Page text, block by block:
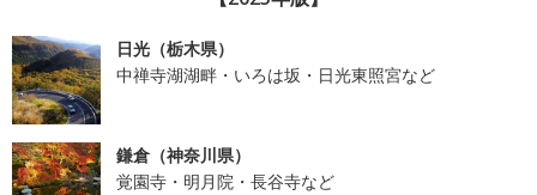
日光（栃木県）
中禅寺湖湖畔・いろは坂・日光東照宮など
鎌倉（神奈川県）
覚園寺・明月院・長谷寺など